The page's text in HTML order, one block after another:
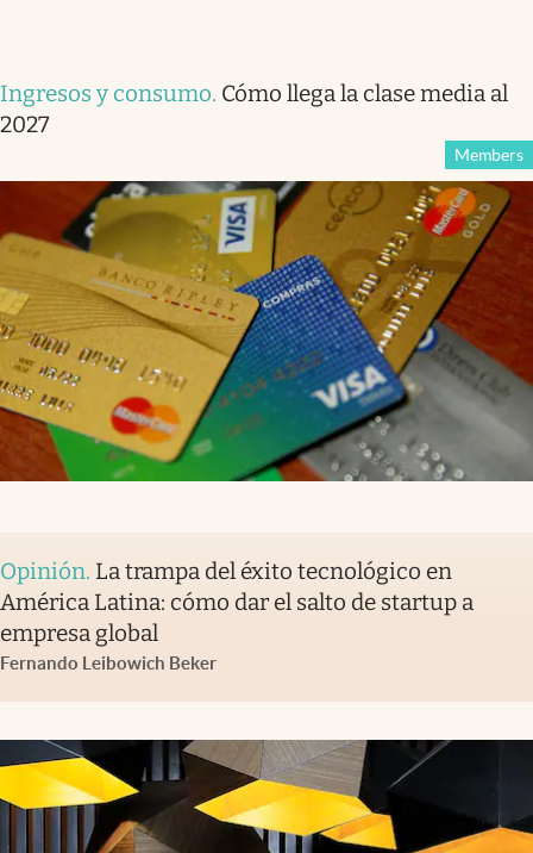
Ingresos y consumo. Cómo llega la clase media al
2027
Members
Opinión. La trampa del éxito tecnológico en
América Latina: cómo dar el salto de startup a
empresa global
Fernando Leibowich Beker